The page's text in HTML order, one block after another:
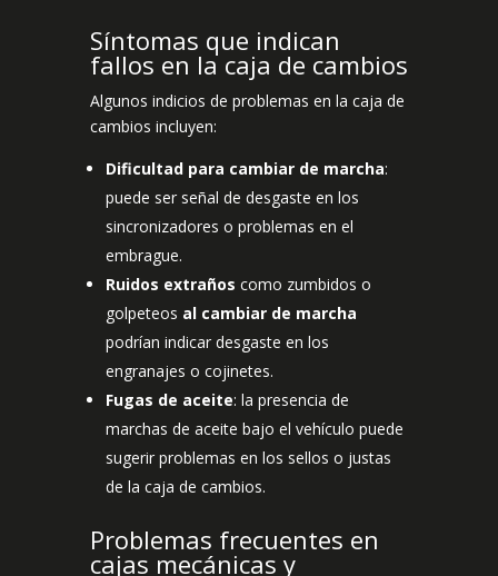
Síntomas que indican
fallos en la caja de cambios
Algunos indicios de problemas en la caja de
cambios incluyen:
Dificultad para cambiar de marcha:
puede ser señal de desgaste en los
sincronizadores o problemas en el
embrague.
Ruidos extraños como zumbidos o
golpeteos al cambiar de marcha
podrían indicar desgaste en los
engranajes o cojinetes.
Fugas de aceite: la presencia de
marchas de aceite bajo el vehículo puede
sugerir problemas en los sellos o justas
de la caja de cambios.
Problemas frecuentes en
cajas mecánicas y